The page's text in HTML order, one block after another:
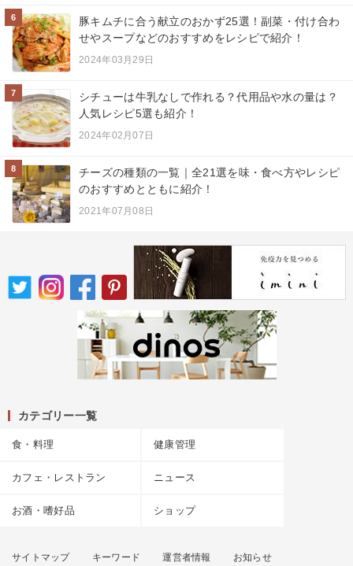
6
豚キムチに合う献立のおかず25選！副菜・付け合わ
せやスープなどのおすすめをレシピで紹介！
2024年03月29日
7
シチューは牛乳なしで作れる？代用品や水の量は？
人気レシピ5選も紹介！
2024年02月07日
8
チーズの種類の一覧｜全21選を味・食べ方やレシピ
のおすすめとともに紹介！
2021年07月08日
カテゴリー一覧
食・料理 健康管理
カフェ・レストラン ニュース
お酒・嗜好品 ショップ
サイトマップ キーワード 運営者情報 お知らせ